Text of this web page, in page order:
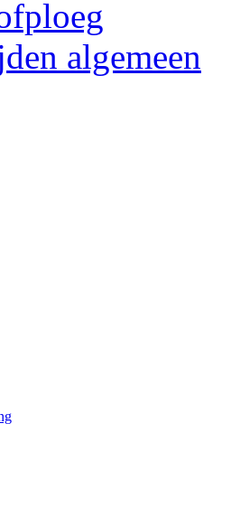
algemeen